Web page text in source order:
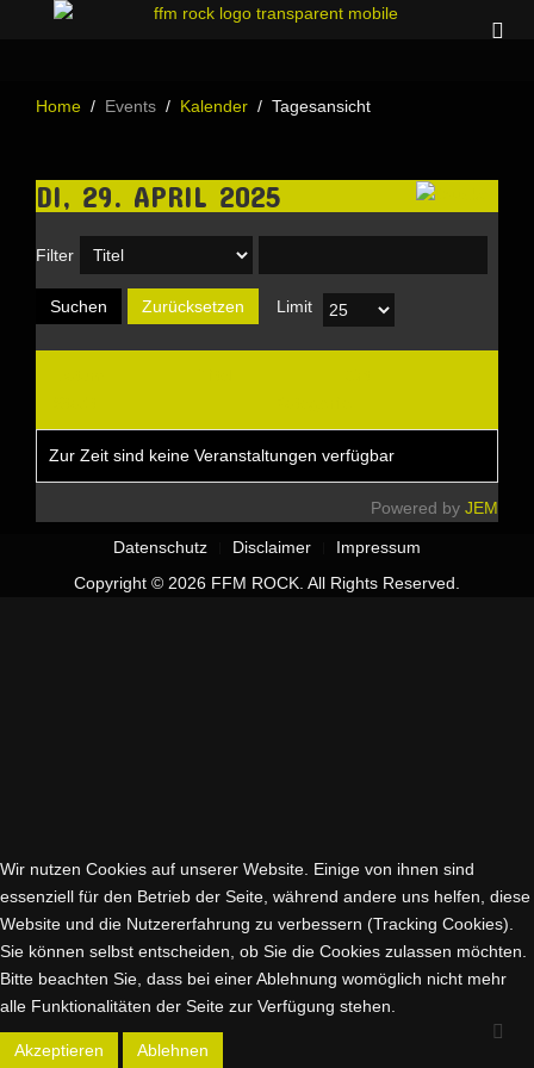
Home Events Kalender Tagesansicht
DI, 29. APRIL 2025
Filter
Suchen Zurücksetzen Limit
Zur Zeit sind keine Veranstaltungen verfügbar
Powered by JEM
Datenschutz Disclaimer
Impressum
Copyright © 2026 FFM ROCK. All Rights Reserved.
Wir nutzen Cookies auf unserer Website. Einige von ihnen sind
essenziell für den Betrieb der Seite, während andere uns helfen, diese
Website und die Nutzererfahrung zu verbessern (Tracking Cookies).
Sie können selbst entscheiden, ob Sie die Cookies zulassen möchten.
Bitte beachten Sie, dass bei einer Ablehnung womöglich nicht mehr
alle Funktionalitäten der Seite zur Verfügung stehen.
Akzeptieren Ablehnen